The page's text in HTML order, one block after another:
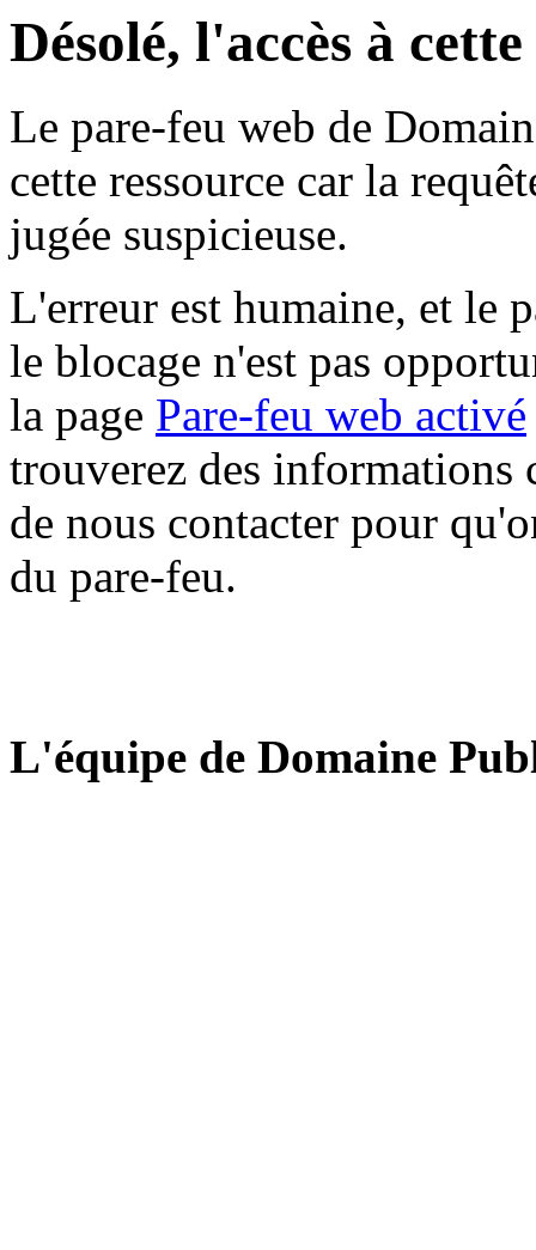
Désolé, l'accès à
Le pare-feu web de
cette ressource car la
jugée suspicieuse.
L'erreur est humaine, et le
le blocage n'est pas
la page Pare-feu web activé
trouverez des informations
de nous contacter pour
du pare-feu.
L'équipe de Domaine